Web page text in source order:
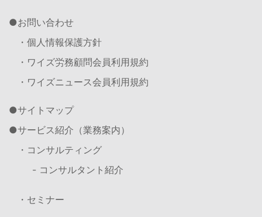
お問い合わせ
・個人情報保護方針
・ワイズ労務顧問会員利用規約
・ワイズニュース会員利用規約
サイトマップ
サービス紹介（業務案内）
・コンサルティング
- コンサルタント紹介
・セミナー